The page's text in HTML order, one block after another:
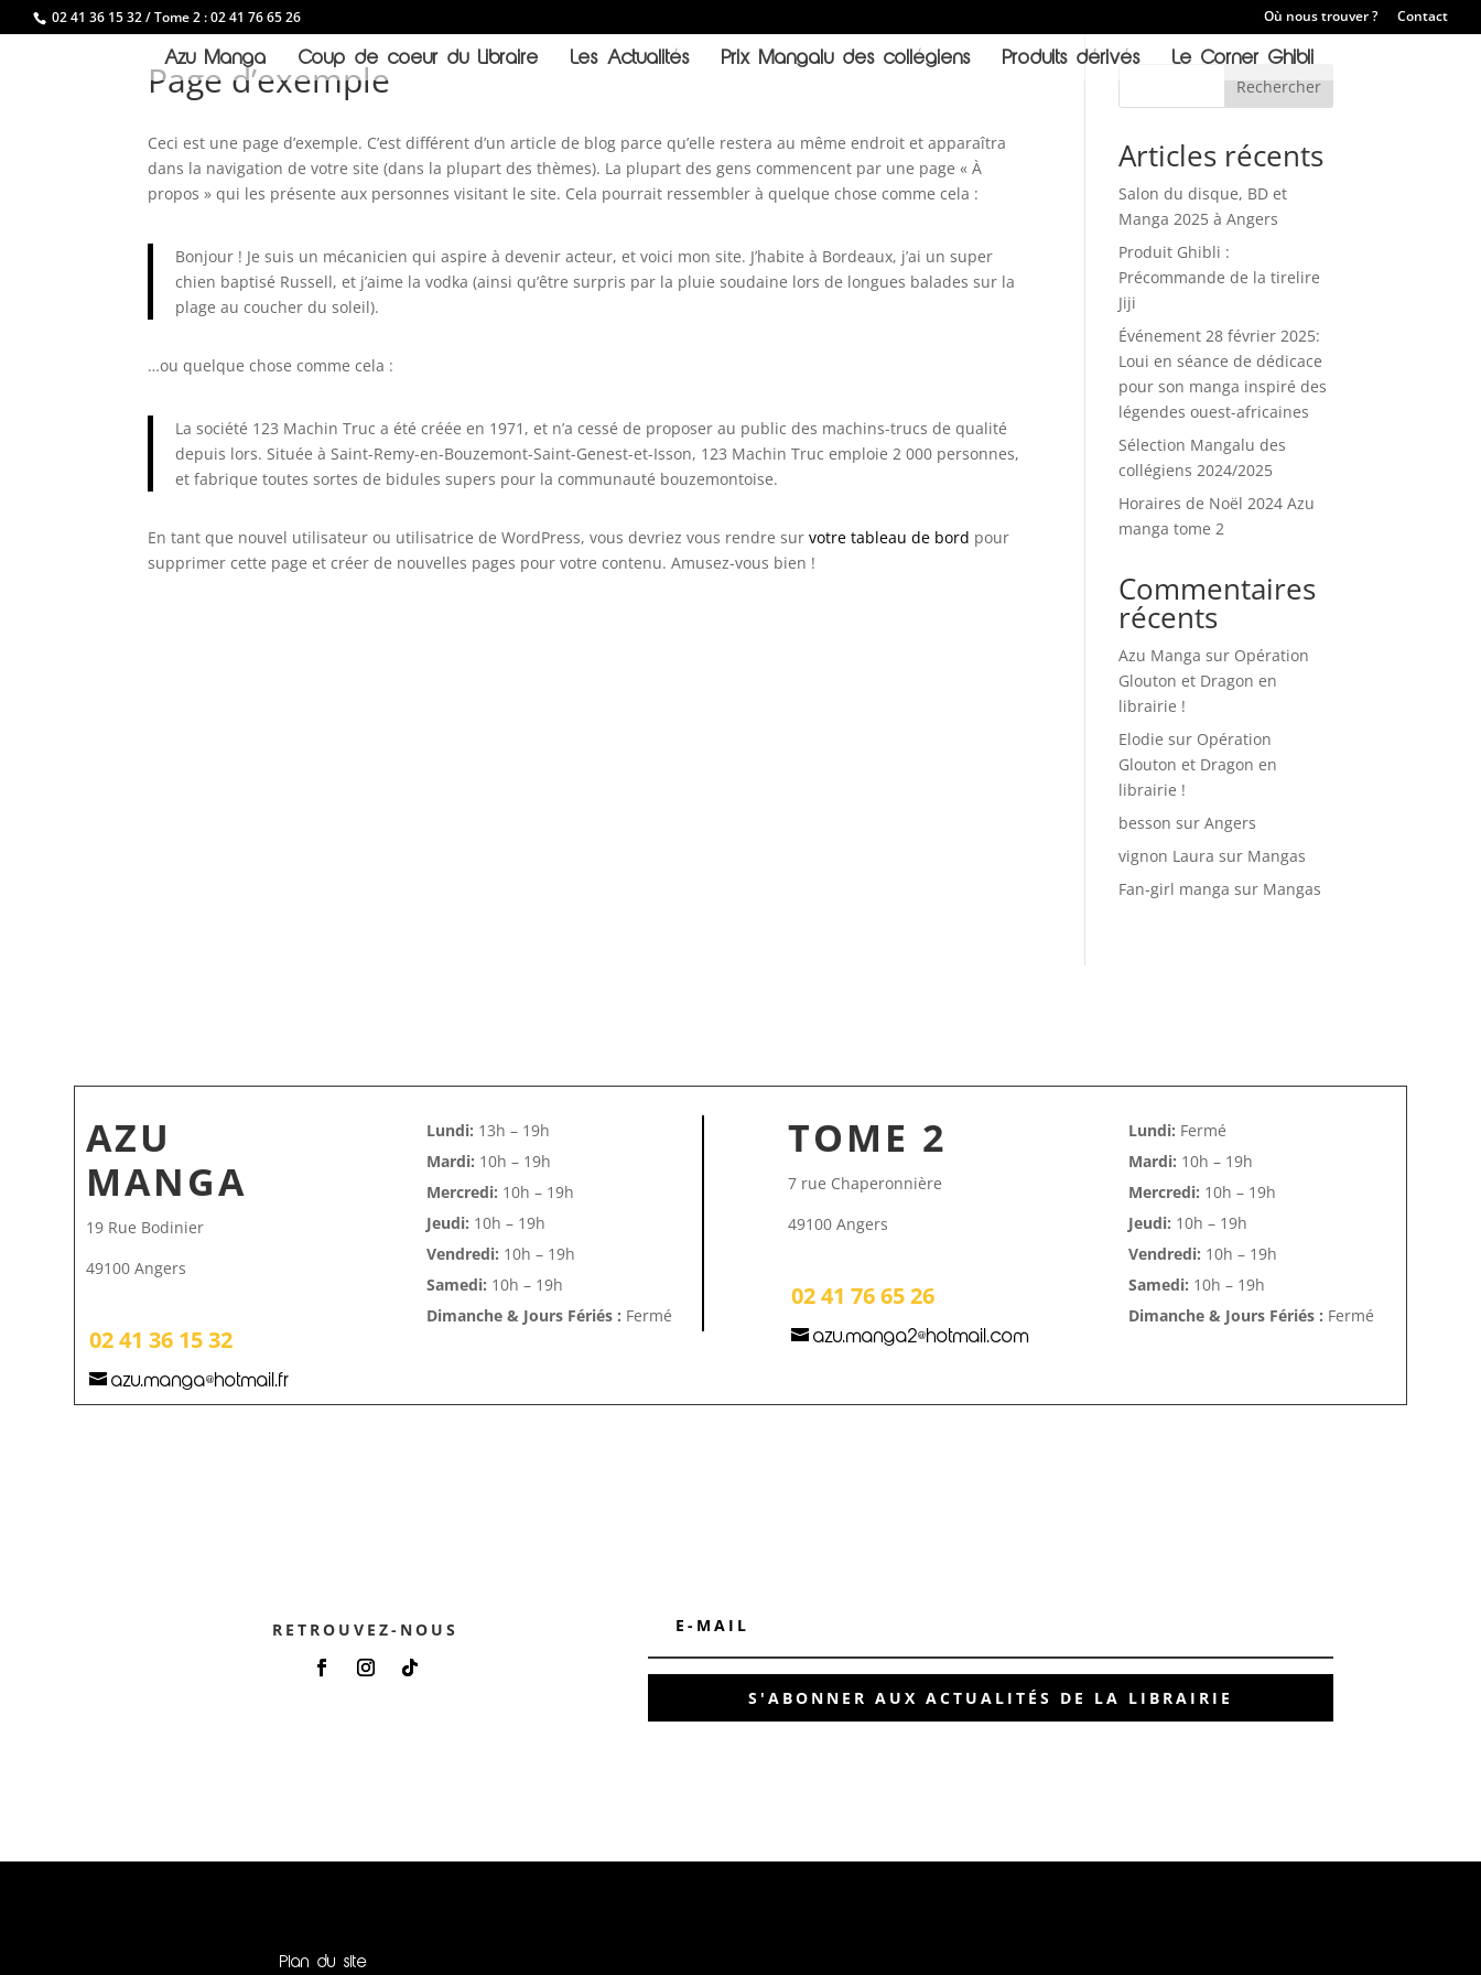
02 41 36 15 32 / Tome 2 : 02 41 76 65 26 Où nous trouver ? Contact
Azu Manga Coup de coeur du Libraire Les Actualités Prix Mangalu des collégiens Produits dérivés Le Corner Ghibli
Page d’exemple
Ceci est une page d’exemple. C’est différent d’un article de blog parce qu’elle restera au même endroit et apparaîtra
dans la navigation de votre site (dans la plupart des thèmes). La plupart des gens commencent par une page « À
propos » qui les présente aux personnes visitant le site. Cela pourrait ressembler à quelque chose comme cela :
Bonjour ! Je suis un mécanicien qui aspire à devenir acteur, et voici mon site. J’habite à Bordeaux, j’ai un super
chien baptisé Russell, et j’aime la vodka (ainsi qu’être surpris par la pluie soudaine lors de longues balades sur la
plage au coucher du soleil).
…ou quelque chose comme cela :
La société 123 Machin Truc a été créée en 1971, et n’a cessé de proposer au public des machins-trucs de qualité
depuis lors. Située à Saint-Remy-en-Bouzemont-Saint-Genest-et-Isson, 123 Machin Truc emploie 2 000 personnes,
et fabrique toutes sortes de bidules supers pour la communauté bouzemontoise.
En tant que nouvel utilisateur ou utilisatrice de WordPress, vous devriez vous rendre survotre tableau de bord pour
supprimer cette page et créer de nouvelles pages pour votre contenu. Amusez-vous bien !
Rechercher
Articles récents
Salon du disque, BD et
Manga 2025 à Angers
Produit Ghibli :
Précommande de la tirelire
Jiji
Événement 28 février 2025:
Loui en séance de dédicace
pour son manga inspiré des
légendes ouest-africaines
Sélection Mangalu des
collégiens 2024/2025
Horaires de Noël 2024 Azu
manga tome 2
Commentaires
récents
Azu Manga sur Opération
Glouton et Dragon en
librairie !
Elodie sur Opération
Glouton et Dragon en
librairie !
besson surAngers
vignon Laura sur Mangas
Fan-girl manga sur Mangas
AZU
MANGA
19 Rue Bodinier
49100 Angers
02 41 36 15 32
azu.manga@hotmail.fr
Lundi: 13h – 19h
Mardi: 10h – 19h
Mercredi: 10h – 19h
Jeudi: 10h – 19h
Vendredi: 10h – 19h
Samedi: 10h – 19h
Dimanche & Jours Fériés : Fermé
TOME 2
7 rue Chaperonnière
49100 Angers
02 41 76 65 26
azu.manga2@hotmail.com
Lundi: Fermé
Mardi: 10h – 19h
Mercredi: 10h – 19h
Jeudi: 10h – 19h
Vendredi: 10h – 19h
Samedi: 10h – 19h
Dimanche & Jours Fériés : Fermé
RETROUVEZ-NOUS
S'ABONNER AUX ACTUALITÉS DE LA LIBRAIRIE
Plan du site